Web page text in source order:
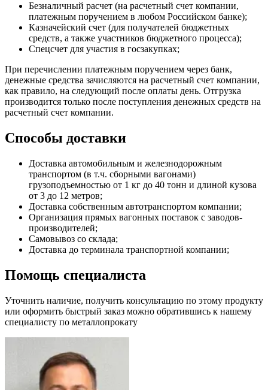
Безналичный расчет (на расчетный счет компании,
платежным поручением в любом Российском банке);
Казначейский счет (для получателей бюджетных
средств, а также участников бюджетного процесса);
Спецсчет для участия в госзакупках;
При перечислении платежным поручением через банк,
денежные средства зачисляются на расчетный счет компании,
как правило, на следующий после оплаты день. Отгрузка
производится только после поступления денежных средств на
расчетный счет компании.
Способы доставки
Доставка автомобильным и железнодорожным
транспортом (в т.ч. сборными вагонами)
грузоподъемностью от 1 кг до 40 тонн и длиной кузова
от 3 до 12 метров;
Доставка собственным автотранспортом компании;
Организация прямых вагонных поставок с заводов-
производителей;
Самовывоз со склада;
Доставка до терминала транспортной компании;
Помощь специалиста
Уточнить наличие, получить консультацию по этому продукту
или оформить быстрый заказ можно обратившись к нашему
специалисту по металлопрокату